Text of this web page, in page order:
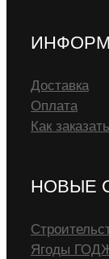
Доставка
Оплата
Как заказать
НОВЫЕ
Ягоды